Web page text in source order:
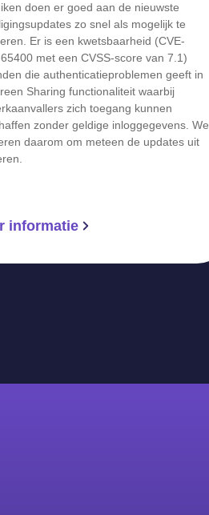
doen er goed aan de nieuwste
zo snel als mogelijk te
Er is een kwetsbaarheid (CVE-
met een CVSS-score van 7.1)
die authenticatieproblemen geeft in
Sharing functionaliteit waarbij
zich toegang kunnen
zonder geldige inloggegevens. We
daarom om meteen de updates uit
informatie